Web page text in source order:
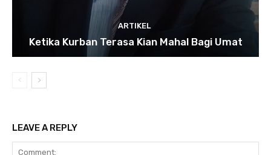
ARTIKEL
Ketika Kurban Terasa Kian Mahal Bagi Umat
LEAVE A REPLY